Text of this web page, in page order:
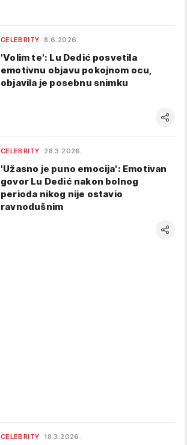
CELEBRITY 8.6.2026.
'Volim te': Lu Dedić posvetila
emotivnu objavu pokojnom ocu,
objavila je posebnu snimku
CELEBRITY 28.3.2026.
'Užasno je puno emocija': Emotivan
govor Lu Dedić nakon bolnog
perioda nikog nije ostavio
ravnodušnim
CELEBRITY 18.3.2026.